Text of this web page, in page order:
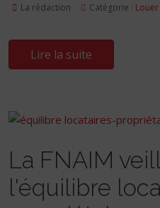
La rédaction Catégorie : Louer
Lire la suite
La FNAIM
l'équilibre